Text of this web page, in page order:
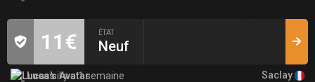
11€ ÉTAT
Neuf
Lucasil y a 1 semaine Saclay